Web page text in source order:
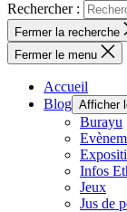
Rechercher :
Fermer la recherche
Fermer le menu
Accueil
Blog Afficher
Burayu
Infos
Jeux
Jus de